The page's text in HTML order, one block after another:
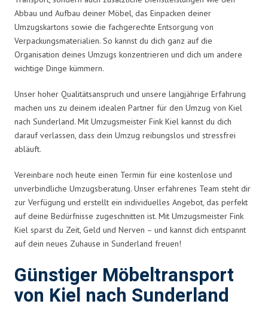
Abbau und Aufbau deiner Möbel, das Einpacken deiner
Umzugskartons sowie die fachgerechte Entsorgung von
Verpackungsmaterialien. So kannst du dich ganz auf die
Organisation deines Umzugs konzentrieren und dich um andere
wichtige Dinge kümmern.
Unser hoher Qualitätsanspruch und unsere langjährige Erfahrung
machen uns zu deinem idealen Partner für den Umzug von Kiel
nach Sunderland. Mit Umzugsmeister Fink Kiel kannst du dich
darauf verlassen, dass dein Umzug reibungslos und stressfrei
abläuft.
Vereinbare noch heute einen Termin für eine kostenlose und
unverbindliche Umzugsberatung. Unser erfahrenes Team steht dir
zur Verfügung und erstellt ein individuelles Angebot, das perfekt
auf deine Bedürfnisse zugeschnitten ist. Mit Umzugsmeister Fink
Kiel sparst du Zeit, Geld und Nerven – und kannst dich entspannt
auf dein neues Zuhause in Sunderland freuen!
Günstiger Möbeltransport
von Kiel nach Sunderland